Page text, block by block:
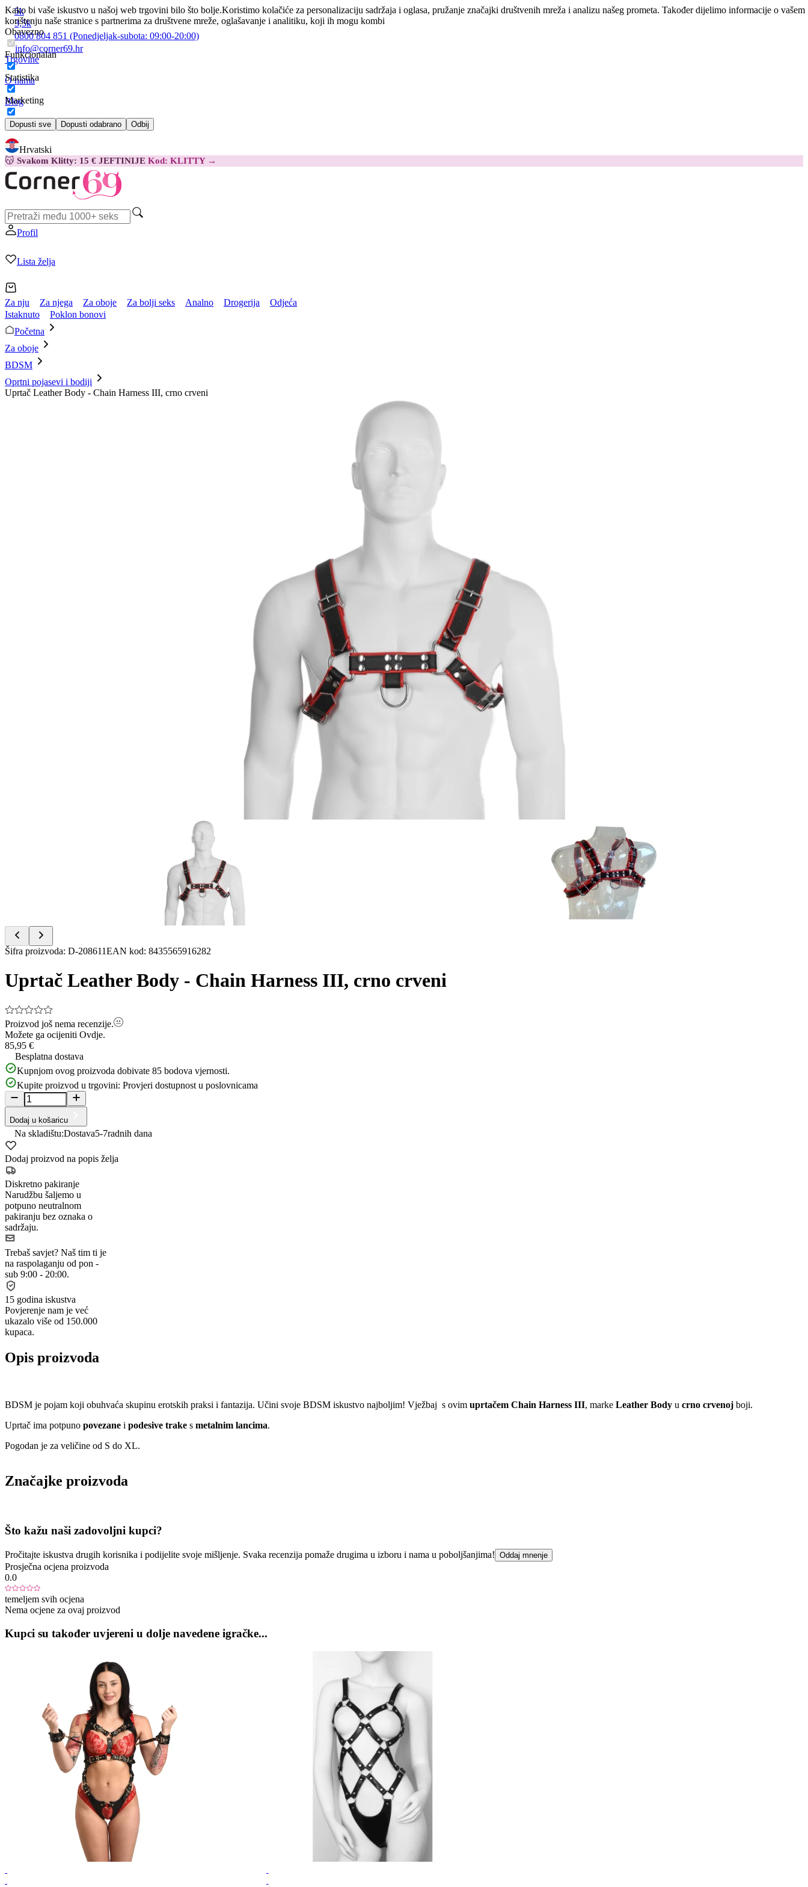
Kako bi vaše iskustvo u našoj web trgovini bilo što bolje.Koristimo kolačiće za personalizaciju sadržaja i oglasa, pružanje značajki društvenih mreža i analizu našeg prometa. Također dijelimo informacije o vašem
korištenju naše stranice s partnerima za društvene mreže, oglašavanje i analitiku, koji ih mogu kombi
Obavezno
Funkcionalan
Statistika
Marketing
Dopusti sve Dopusti odabrano Odbij
5k
3,5k
0800 804 851 (Ponedjeljak-subota: 09:00-20:00)
info@corner69.hr
Trgovine
O nama
Blog
Kontakt
Hrvatski
😽 Svakom Klitty: 15 € JEFTINIJE Kod: KLITTY →
Profil
Lista želja
Za nju Za njega Za oboje Za bolji seks Analno Drogerija
Odjeća
Istaknuto
Poklon bonovi
Početna
Za oboje
BDSM
Oprtni pojasevi i bodiji
Uprtač Leather Body - Chain Harness III, crno crveni
Item
of
2
Šifra proizvoda: D-208611EAN kod: 8435565916282
Uprtač Leather Body - Chain Harness III, crno crveni
Proizvod još nema recenzije.
Možete ga ocijeniti Ovdje.
85,95 €
Besplatna dostava
Kupnjom ovog proizvoda dobivate 85 bodova vjernosti.
Kupite proizvod u trgovini: Provjeri dostupnost u poslovnicama
Dodaj u košaricu
Na skladištu:Dostava5-7radnih dana
Dodaj proizvod na popis želja
Diskretno pakiranje
Narudžbu šaljemo u
potpuno neutralnom
pakiranju bez oznaka o
sadržaju.
Trebaš savjet? Naš tim ti je
na raspolaganju od pon -
sub 9:00 - 20:00.
15 godina iskustva
Povjerenje nam je već
ukazalo više od 150.000
kupaca.
Opis proizvoda
BDSM je pojam koji obuhvaća skupinu erotskih praksi i fantazija. Učini svoje BDSM iskustvo najboljim! Vježbaj s ovim uprtačem Chain Harness III, marke Leather Body u crno crvenoj boji.
Uprtač ima potpuno povezane i podesive trake s metalnim lancima.
Pogodan je za veličine od S do XL.
Značajke proizvoda
Što kažu naši zadovoljni kupci?
Pročitajte iskustva drugih korisnika i podijelite svoje mišljenje. Svaka recenzija pomaže drugima u izboru i nama u poboljšanjima! Oddaj mnenje
Prosječna ocjena proizvoda
0.0
temeljem svih ocjena
Nema ocjene za ovaj proizvod
Kupci su također uvjereni u dolje navedene igračke...